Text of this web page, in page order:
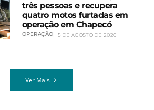
três pessoas e recupera
quatro motos furtadas em
operação em Chapecó
OPERAÇÃO 5 DE AGOSTO DE 2026
Ver Mais